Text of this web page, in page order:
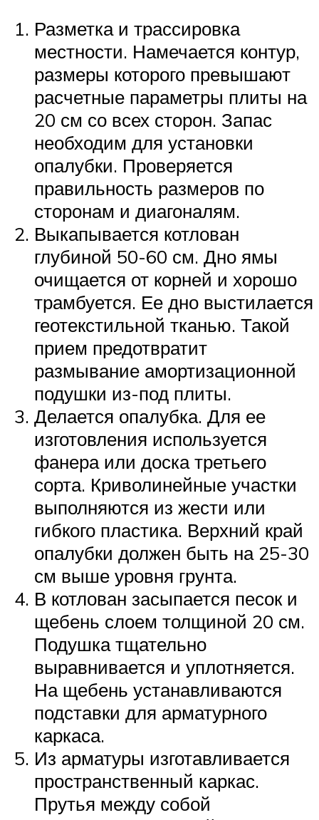
Разметка и трассировка
местности. Намечается контур,
размеры которого превышают
расчетные параметры плиты на
20 см со всех сторон. Запас
необходим для установки
опалубки. Проверяется
правильность размеров по
сторонам и диагоналям.
Выкапывается котлован
глубиной 50-60 см. Дно ямы
очищается от корней и хорошо
трамбуется. Ее дно выстилается
геотекстильной тканью. Такой
прием предотвратит
размывание амортизационной
подушки из-под плиты.
Делается опалубка. Для ее
изготовления используется
фанера или доска третьего
сорта. Криволинейные участки
выполняются из жести или
гибкого пластика. Верхний край
опалубки должен быть на 25-30
см выше уровня грунта.
В котлован засыпается песок и
щебень слоем толщиной 20 см.
Подушка тщательно
выравнивается и уплотняется.
На щебень устанавливаются
подставки для арматурного
каркаса.
Из арматуры изготавливается
пространственный каркас.
Прутья между собой